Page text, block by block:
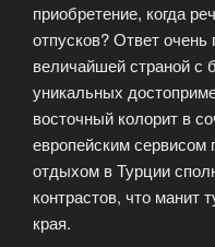
приобретение, когда
отпусков? Ответ очень
величайшей страной с
уникальных
восточный колорит в
европейским сервисом
отдыхом в Турции
контрастов, что манит
края.